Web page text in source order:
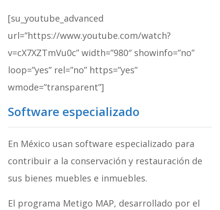
[su_youtube_advanced
url=”https://www.youtube.com/watch?
v=cX7XZTmVu0c” width=”980″ showinfo=”no”
loop=”yes” rel=”no” https=”yes”
wmode=”transparent”]
Software especializado
En México usan software especializado para
contribuir a la conservación y restauración de
sus bienes muebles e inmuebles.
El programa Metigo MAP, desarrollado por el